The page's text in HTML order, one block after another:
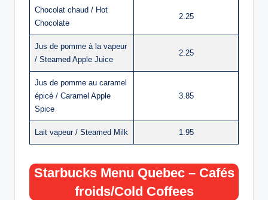
Chocolat chaud / Hot
Chocolate
2.25
Jus de pomme à la vapeur
/ Steamed Apple Juice
2.25
Jus de pomme au caramel
épicé / Caramel Apple
Spice
3.85
Lait vapeur / Steamed Milk 1.95
Starbucks Menu Quebec – Cafés
froids/Cold Coffees